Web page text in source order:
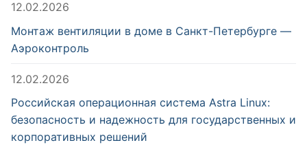
12.02.2026
Монтаж вентиляции в доме в Санкт-Петербурге —
Аэроконтроль
12.02.2026
Российская операционная система Astra Linux:
безопасность и надежность для государственных и
корпоративных решений